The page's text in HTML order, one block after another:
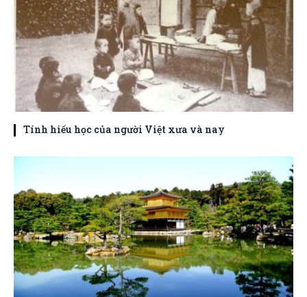
Tính hiếu học của người Việt xưa và nay